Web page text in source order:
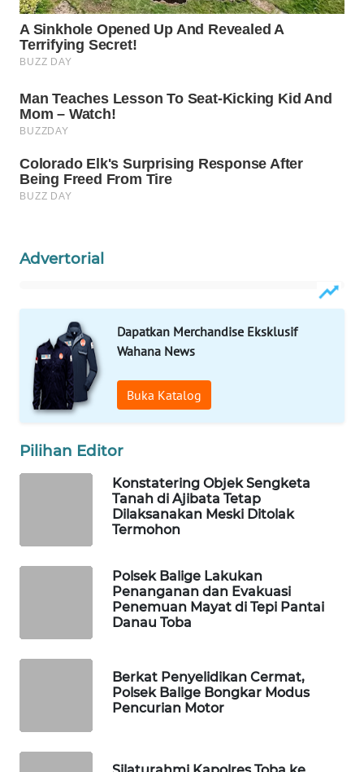
Advertorial
Dapatkan Merchandise Eksklusif
Wahana News
Buka Katalog
Pilihan Editor
Konstatering Objek Sengketa
Tanah di Ajibata Tetap
Dilaksanakan Meski Ditolak
Termohon
Polsek Balige Lakukan
Penanganan dan Evakuasi
Penemuan Mayat di Tepi Pantai
Danau Toba
Berkat Penyelidikan Cermat,
Polsek Balige Bongkar Modus
Pencurian Motor
WAHANANEWS
NET
SPORT
WAHANA
WAHANA
WAHANA
OTOMOTIF
WAHANA
HEALTH
DESA
WISATA
WALINKI